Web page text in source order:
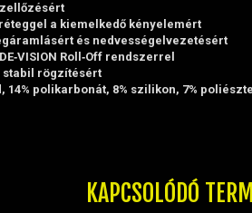
a kiemelkedő kényelemért
és nedvességelvezetésért
Roll‑Off rendszerrel
stabil rögzítésért
14% polikarbonát, 8% szilikon, 7%
KAPCSOLÓDÓ